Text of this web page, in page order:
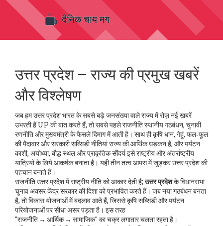
उत्तर प्रदेश – राज्य की प्रमुख खबरें
और विश्लेषण
जब हमउत्तर प्रदेशभारत के सबसे बड़े जनसंख्या वाले राज्य में रोज़ नई खबरें
उभरती हैं UP की बात करते हैं, तो सबसे पहलेराजनीतिस्थानीय गठबंधन, चुनावी
रणनीति और मुख्यमंत्री के फैसलेदिमाग में आती है। साथ हीकृषिधान, गेहूं, फल‑फूल
की पैदावार और सरकारी सब्सिडी नीतियांराज्य की आर्थिक धड़कन है, औरपर्यटन
काशी, अयोध्या, बौद्ध स्थल और प्राकृतिक सौंदर्यइसे राष्ट्रीय और अंतर्राष्ट्रीय
यात्रियों के लिये आकर्षक बनाता है। यही तीन तत्व आपस में जुड़कर उत्तर प्रदेश की
पहचान बनाते हैं।
राजनीति उत्तर प्रदेश में राष्ट्रीय नीति को आकार देती है;उत्तर प्रदेशके विधानसभा
चुनाव अक्सर केंद्र सरकार की दिशा को प्रभावित करते हैं। जब नया गठबंधन बनता
है, तो विकास योजनाओं में बदलाव आते हैं, जिससे कृषि सब्सिडी और पर्यटन
परियोजनाओं पर सीधा असर पड़ता है। इस तरह
"राजनीति → आर्थिक → सामाजिक" का चक्र लगातार चलता रहता है।